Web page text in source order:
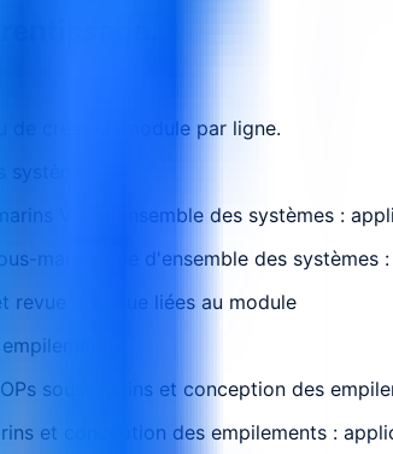
de créer un module par ligne.
Vue d'ensemble des systèmes :
marins Vue d'ensemble des
revue pratique liées au module
sous-marins et conception des
et conception des empilements :